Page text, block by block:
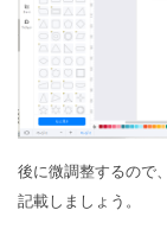
後に微調整するので
記載しましょう。